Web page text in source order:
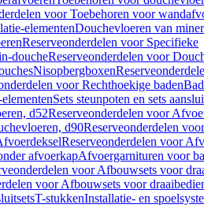
voor Toebehoren voor
elementenDouchevloeren van
Reserveonderdelen voor Specifieke
doucheReserveonderdelen voor
Nisopbergboxen
voor Rechthoekige baden
Sets steunpoten en sets
d52Reserveonderdelen voor
d90Reserveonderdelen
Reserveonderdelen voor
afvoerkapAfvoergarnituren voor
voor Afbouwsets voor
voor Afbouwsets voor
T-stukkenInstallatie- en